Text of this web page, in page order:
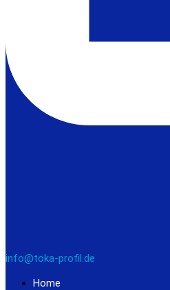
info@toka-profil.de
Home